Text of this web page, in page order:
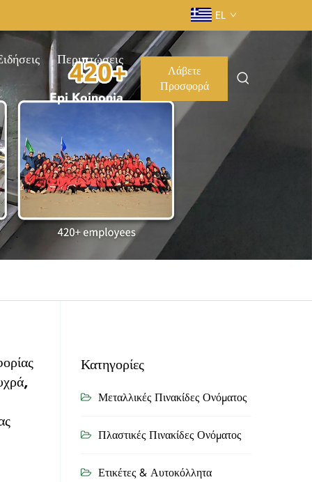
EL
Περιπτώσεις
Epi Koinonia
Λάβετε
Προσφορά
Κατηγορίες
Μεταλλικές Πινακίδες Ονόματος
Πλαστικές Πινακίδες Ονόματος
Ετικέτες & Αυτοκόλλητα